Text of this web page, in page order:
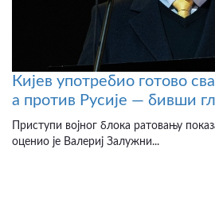
Кијев употребио готово
а против Русије — бивши
Приступи војног блока ратовању
оценио је Валериј Залужни...